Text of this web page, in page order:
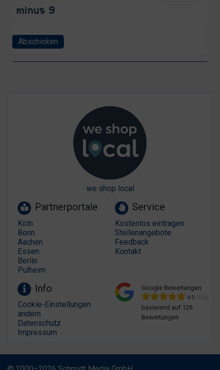
Abschicken
we shop local
Partnerportale
Köln
Bonn
Aachen
Essen
Berlin
Pulheim
Service
Kostenlos eintragen
Stellenangebote
Feedback
Kontakt
Info
Cookie-Einstellungen
ändern
Datenschutz
Impressum
Google Bewertungen
4.9 (126)
basierend auf 126
Bewertungen